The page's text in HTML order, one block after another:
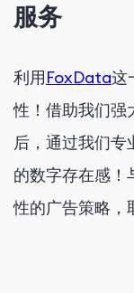
服务
利用FoxData这
性！借助我们强
后，通过我们专
的数字存在感！
性的广告策略，